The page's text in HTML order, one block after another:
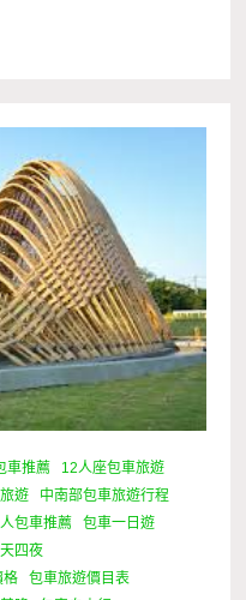
車推薦
12人座包車旅遊
遊
中南部包車旅遊行程
包車推薦
包車一日遊
四夜
格
包車旅遊價目表